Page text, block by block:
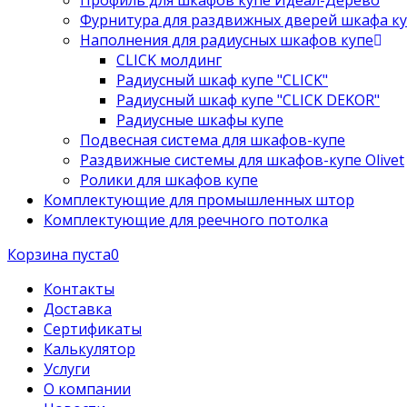
Фурнитура для раздвижных дверей шкафа
Наполнения для радиусных шкафов купе
CLICK молдинг
Радиусный шкаф купе "CLICK"
Радиусный шкаф купе "CLICK DEKOR"
Радиусные шкафы купе
Подвесная система для шкафов-купе
Раздвижные системы для шкафов-купе Olivet
Ролики для шкафов купе
Комплектующие для промышленных штор
Комплектующие для реечного потолка
Корзина пуста0
Контакты
Доставка
Сертификаты
Калькулятор
Услуги
О компании